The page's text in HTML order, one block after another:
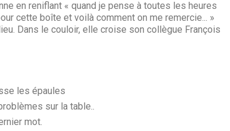
en reniflant « quand je pense à toutes les heures
cette boîte et voilà comment on me remercie... »
Dans le couloir, elle croise son collègue François
les épaules
sur la table..
mot.